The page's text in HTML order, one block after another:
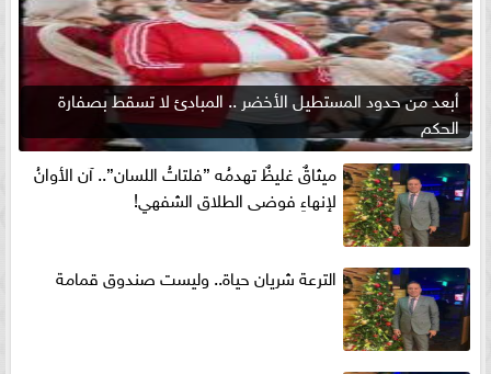
أبعد من حدود المستطيل الأخضر .. المبادئ لا تسقط بصفارة
الحكم
ميثاقٌ غليظٌ تهدمُه ”فلتاتُ اللسان”.. آن الأوانُ
لإنهاءِ فوضى الطلاق الشفهي!
الترعة شريان حياة.. وليست صندوق قمامة